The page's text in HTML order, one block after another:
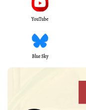
YouTube
Blue Sky